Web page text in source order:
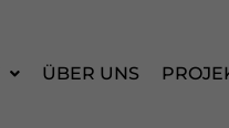
ÜBER UNS